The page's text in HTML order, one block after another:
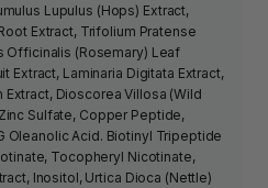
Lupulus (Hops) Extract,
Extract, Trifolium Pratense
Officinalis (Rosemary) Leaf
Extract, Laminaria Digitata Extract,
Extract, Dioscorea Villosa (Wild
Sulfate, Copper Peptide,
Oleanolic Acid. Biotinyl Tripeptide
Tocopheryl Nicotinate,
Inositol, Urtica Dioca (Nettle)